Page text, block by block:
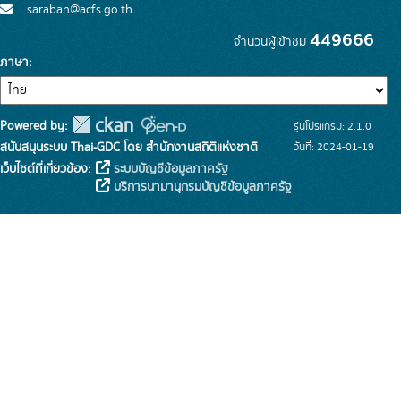
saraban@acfs.go.th
จำนวนผู้เข้าชม 449666
ภาษา
Powered by:
สนับสนุนระบบ Thai-GDC โดย สำนักงานสถิติแห่งชาติ
เว็บไซต์ที่เกี่ยวข้อง:
ระบบบัญชีข้อมูลภาครัฐ
บริการนามานุกรมบัญชีข้อมูลภาครัฐ
รุ่นโปรแกรม: 2.1.0
วันที่: 2024-01-19